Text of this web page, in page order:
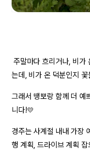
주말마다 흐리거나, 비가
는데, 비가 온 덕분인지
그래서 땡뽀랑 함께 더 예
니다!💛
경주는 사계절 내내 가장
행 계획, 드라이브 계획